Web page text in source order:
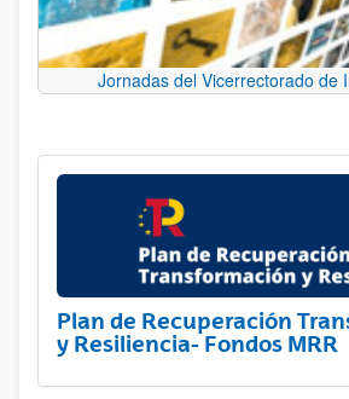
Jornadas del Vicerrectorado de
Plan de Recuperación
y Resiliencia- Fondos MRR